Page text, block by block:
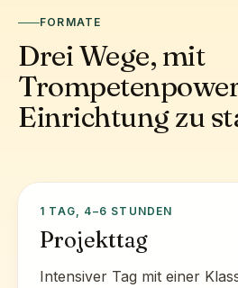
FORMATE
Drei Wege, mit
Einrichtung zu
1 TAG, 4–6 STUNDEN
Projekttag
Intensiver Tag mit einer